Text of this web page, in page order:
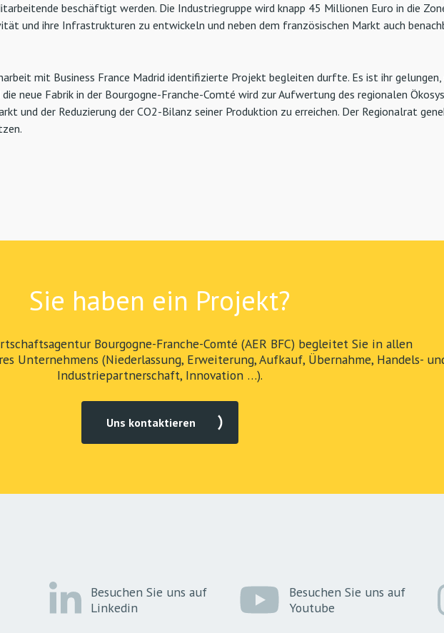
beschäftigt werden. Die Industriegruppe wird knapp 45 Millionen Euro in die
und ihre Infrastrukturen zu entwickeln und neben dem französischen Markt auch
mit Business France Madrid identifizierte Projekt begleiten durfte. Es ist ihr gelungen,
neue Fabrik in der Bourgogne-Franche-Comté wird zur Aufwertung des regionalen
und der Reduzierung der CO2-Bilanz seiner Produktion zu erreichen. Der Regionalrat
Sie haben ein Projekt?
Bourgogne-Franche-Comté (AER BFC) begleitet Sie in allen
Unternehmens (Niederlassung, Erweiterung, Aufkauf, Übernahme, Handels-
Industriepartnerschaft, Innovation …).
Uns kontaktieren
Besuchen Sie uns auf
Youtube
Besuchen Sie uns auf
Linkedin